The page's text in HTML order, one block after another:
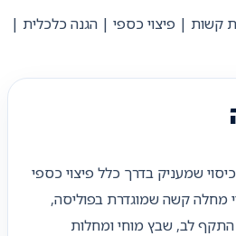
קשות | פיצוי כספי | הגנה כלכלית |
שמעניק בדרך כלל פיצוי כספי
מחלה קשה שמוגדרת בפוליסה,
התקף לב, שבץ מוחי ומחלות